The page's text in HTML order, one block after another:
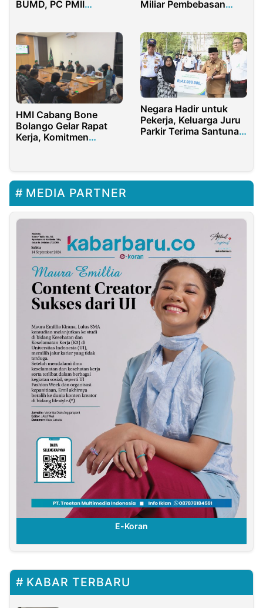
BUMD, PC PMII
Miliar Pembebasan
Bangkalan
HMI Cabang Bone
Bolango Gelar Rapat
Kerja, Komitmen
Negara Hadir untuk
Pekerja, Keluarga Juru
Parkir Terima Santunan
MEDIA PARTNER
E-Koran
KABAR TERBARU